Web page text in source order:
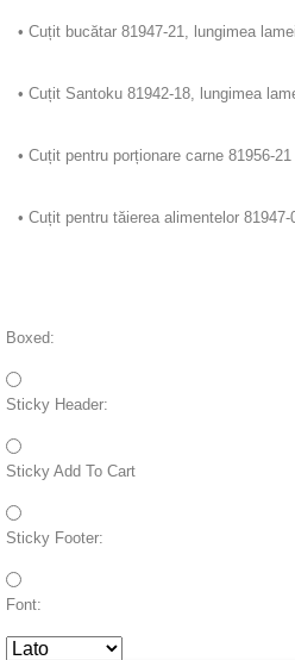
• Cuțit bucătar 81947-21, lungimea
• Cuțit Santoku 81942-18, lungimea
• Cuțit pentru porționare carne 81956-21
• Cuțit pentru tăierea alimentelor
Boxed:
Sticky Header:
Sticky Add To Cart
Sticky Footer:
Font: